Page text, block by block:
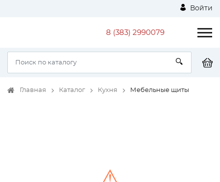
Войти
8 (383) 2990079
Главная Каталог Кухня Мебельные щиты